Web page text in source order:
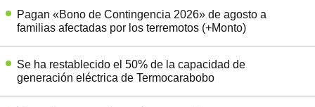
Pagan «Bono de Contingencia 2026» de agosto a
familias afectadas por los terremotos (+Monto)
Se ha restablecido el 50% de la capacidad de
generación eléctrica de Termocarabobo